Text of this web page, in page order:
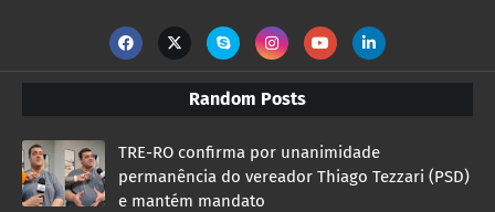
Random Posts
TRE-RO confirma por unanimidade
permanência do vereador Thiago Tezzari (PSD)
e mantém mandato